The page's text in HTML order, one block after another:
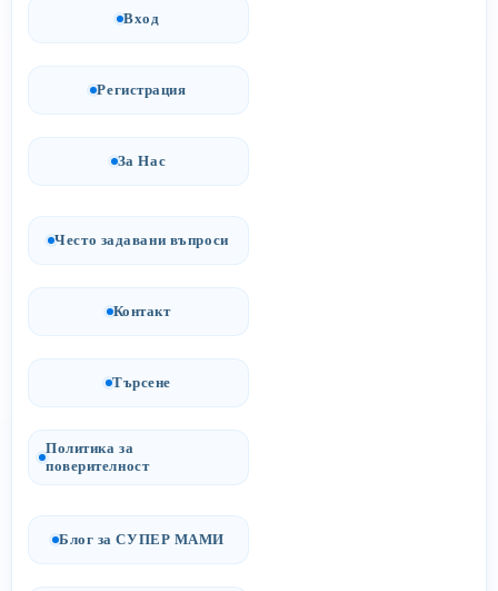
Вход
Регистрация
За Нас
Често задавани въпроси
Контакт
Търсене
Политика за
поверителност
Блог за СУПЕР МАМИ